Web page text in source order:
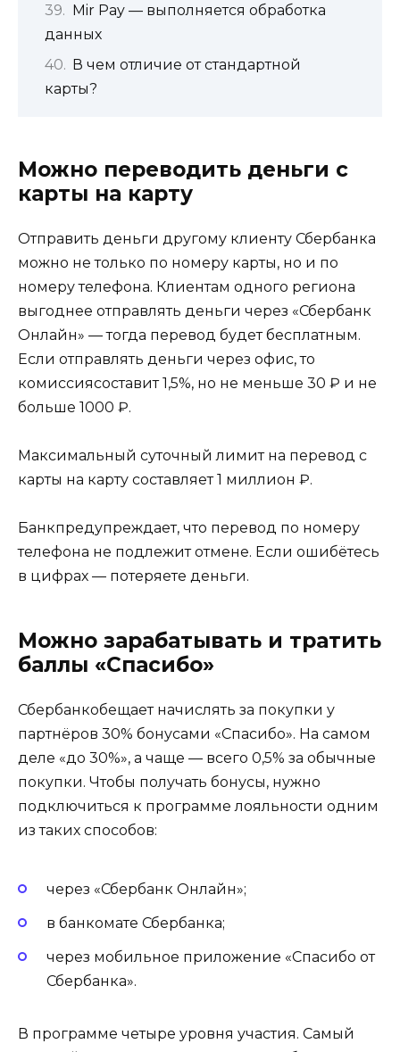
Mir Pay — выполняется обработка
данных
В чем отличие от стандартной
карты?
Можно переводить деньги с
карты на карту
Отправить деньги другому клиенту Сбербанка
можно не только по номеру карты, но и по
номеру телефона. Клиентам одного региона
выгоднее отправлять деньги через «Сбербанк
Онлайн» — тогда перевод будет бесплатным.
Если отправлять деньги через офис, то
комиссиясоставит 1,5%, но не меньше 30 ₽ и не
больше 1000 ₽.
Максимальный суточный лимит на перевод с
карты на карту составляет 1 миллион ₽.
Банкпредупреждает, что перевод по номеру
телефона не подлежит отмене. Если ошибётесь
в цифрах — потеряете деньги.
Можно зарабатывать и тратить
баллы «Спасибо»
Сбербанкобещает начислять за покупки у
партнёров 30% бонусами «Спасибо». На самом
деле «до 30%», а чаще — всего 0,5% за обычные
покупки. Чтобы получать бонусы, нужно
подключиться к программе лояльности одним
из таких способов:
через «Сбербанк Онлайн»;
в банкомате Сбербанка;
через мобильное приложение «Спасибо от
Сбербанка».
В программе четыре уровня участия. Самый